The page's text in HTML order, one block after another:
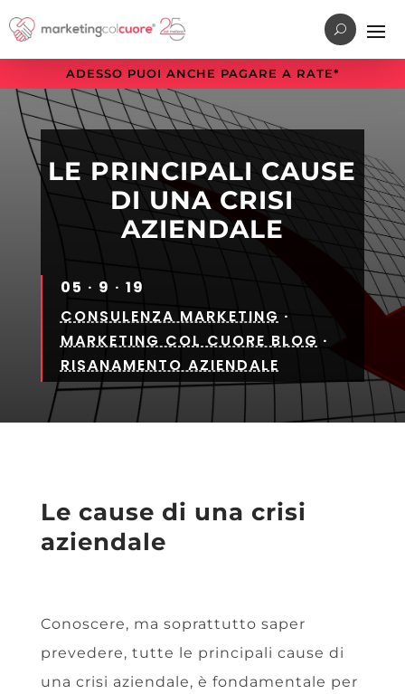
al
menu
di
navigazione
principale
al
contenuto
principale
alla
sezione
a
piè
pagina
ADESSO PUOI ANCHE PAGARE A RATE*
LE PRINCIPALI CAUSE
DI UNA CRISI
AZIENDALE
05 · 9 · 19
CONSULENZA MARKETING ·
MARKETING COL CUORE BLOG ·
RISANAMENTO AZIENDALE
Le cause di una crisi
aziendale
Conoscere, ma soprattutto saper
prevedere, tutte le principali cause di
una crisi aziendale, è fondamentale per